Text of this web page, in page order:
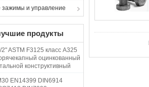
зажимы и управление
продукты
2" ASTM F3125 класс A325
оцинкованный
конструктивный
машина
EN14399 DIN6914